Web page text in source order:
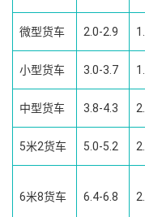
微型货车 2.0-2.9
小型货车 3.0-3.7
中型货车 3.8-4.3
5米2货车 5.0-5.2
6米8货车 6.4-6.8